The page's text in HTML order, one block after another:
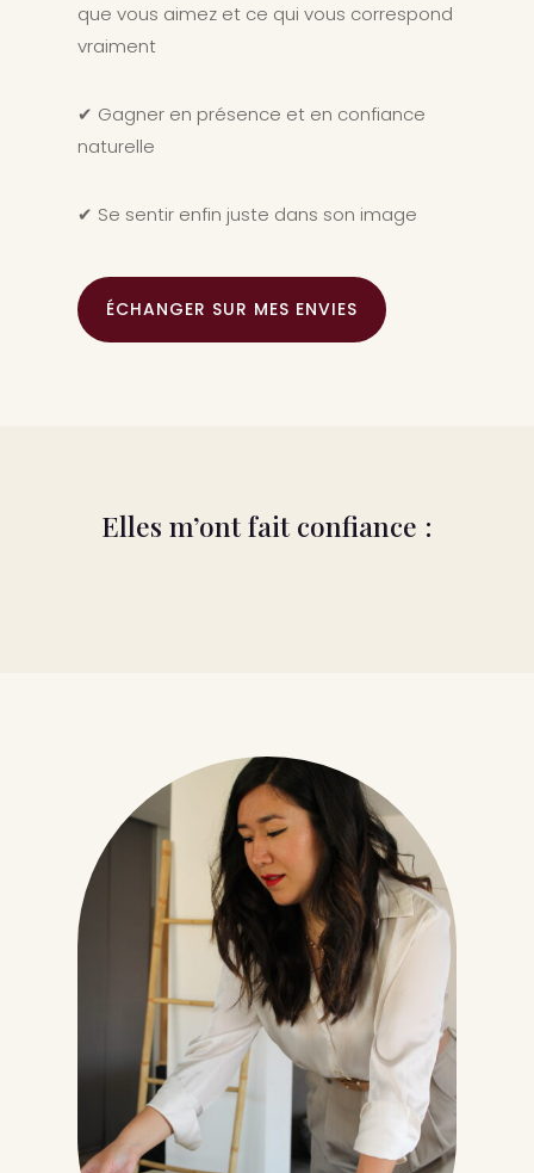
que vous aimez et ce qui vous correspond
vraiment
✔ Gagner en présence et en confiance
naturelle
✔ Se sentir enfin juste dans son image
ÉCHANGER SUR MES ENVIES
Elles m’ont fait confiance :